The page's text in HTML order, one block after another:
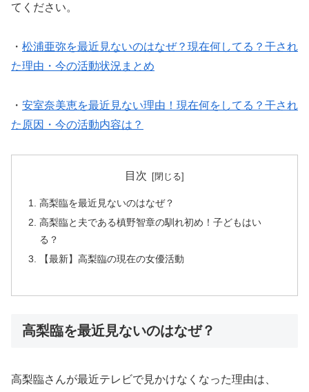
てください。
・ 松浦亜弥を最近見ないのはなぜ？現在何してる？干され
た理由・今の活動状況まとめ
・ 安室奈美恵を最近見ない理由！現在何をしてる？干され
た原因・今の活動内容は？
目次
高梨臨を最近見ないのはなぜ？
高梨臨と夫である槙野智章の馴れ初め！子どもはい
る？
【最新】高梨臨の現在の女優活動
高梨臨を最近見ないのはなぜ？
高梨臨さんが最近テレビで見かけなくなった理由は、